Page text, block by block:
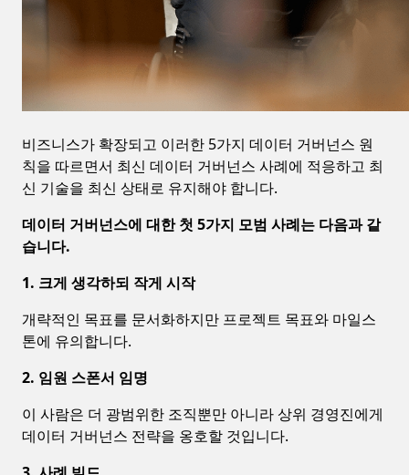
데이터 거버넌스 정의
비즈니스가 확장되고 이러한 5가지 데이터 거버넌스 원
칙을 따르면서 최신 데이터 거버넌스 사례에 적응하고 최
신 기술을 최신 상태로 유지해야 합니다.
데이터 거버넌스에 대한 첫 5가지 모범 사례는 다음과 같
습니다.
1. 크게 생각하되 작게 시작
개략적인 목표를 문서화하지만 프로젝트 목표와 마일스
톤에 유의합니다.
2. 임원 스폰서 임명
이 사람은 더 광범위한 조직뿐만 아니라 상위 경영진에게
데이터 거버넌스 전략을 옹호할 것입니다.